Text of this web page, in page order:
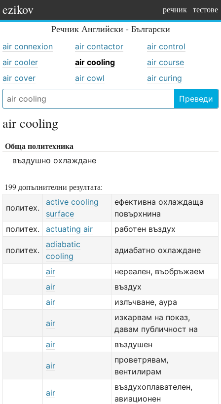
ezikov речник тестове
Речник Английски - Български
air connexion air contactor
air control
air cooler
air cooling
air course
air cover
air cowl air curing
Преведи
air cooling
Обща политехника
въздушно охлаждане
199 допълнителни резултата:
политех.
active cooling
surface
ефективна охлаждаща
повърхнина
политех.
actuating air работен въздух
политех.
adiabatic
cooling
адиабатно охлаждане
air
нереален, въобръжаем
air
въздух
air
излъчване, аура
air
изкарвам на показ,
давам публичност на
air
въздушен
air
проветрявам,
вентилирам
air
въздухоплавателен,
авиационен